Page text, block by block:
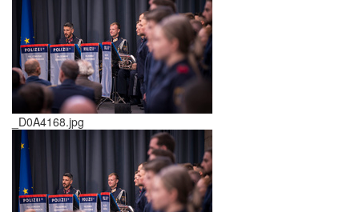
_D0A4168.jpg